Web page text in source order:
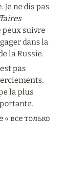
Je ne dis pas
peux suivre
dans la
la Russie.
pas
la plus
все только